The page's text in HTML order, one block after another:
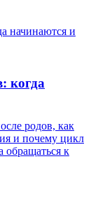
когда
родов, как
и почему цикл
обращаться к